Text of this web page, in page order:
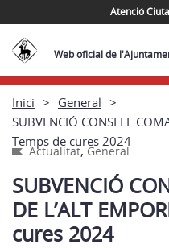
Atenció
Web oficial de
Inici
General
SUBVENCIÓ CONSELL
Temps de cures 2024
Actualitat, General
SUBVENCIÓ
DE L’ALT
cures 2024